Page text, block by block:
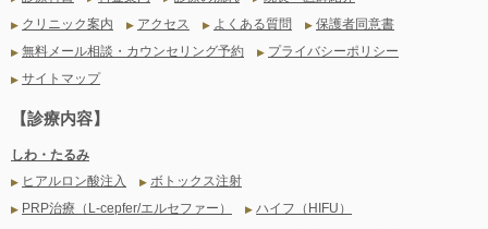
▶ クリニック案内 ▶ アクセス ▶ よくある質問 ▶ 保護者同意書
▶ 無料メール相談・カウンセリング予約 ▶ プライバシーポリシー
▶ サイトマップ
【診療内容】
しわ・たるみ
▶ ヒアルロン酸注入 ▶ ボトックス注射
▶ PRP治療（L-cepfer/エルセファー） ▶ ハイフ（HIFU）